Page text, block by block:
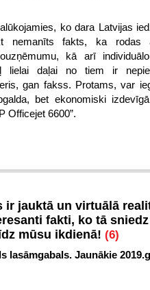
ko dara Latvijas
nemanīts fakts, ka rodas
kā arī
lielai daļai no tiem ir
gan fakss. Protams, var
bet ekonomiski
Officejet 6600”.
ir jauktā un virtuālā
fakti, ko tā
mūsu ikdienā! (6)
lasāmgabals. Jaunākie